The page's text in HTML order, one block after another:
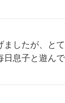
したが、と
息子と遊んで